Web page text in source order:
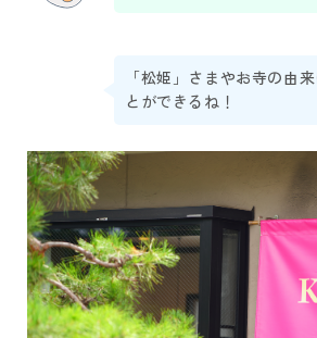
「松姫」さまやお寺の由
とができるね！